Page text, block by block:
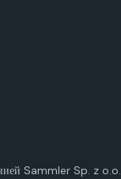
Samm­ler Sp. z o.o.